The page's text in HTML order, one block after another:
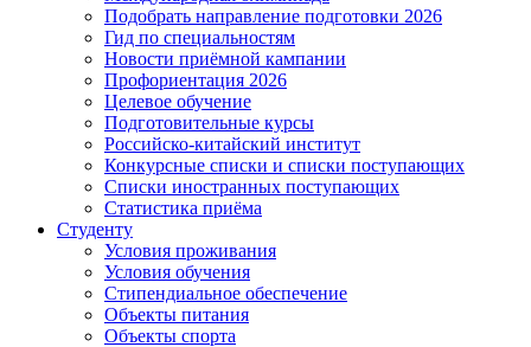
Подобрать направление подготовки 2026
Гид по специальностям
Новости приёмной кампании
Профориентация 2026
Целевое обучение
Подготовительные курсы
Российско-китайский институт
Конкурсные списки и списки поступающих
Списки иностранных поступающих
Статистика приёма
Студенту
Условия проживания
Условия обучения
Стипендиальное обеспечение
Объекты питания
Объекты спорта